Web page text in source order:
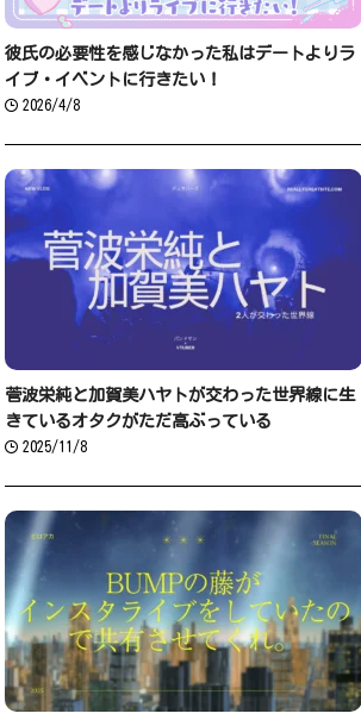
彼氏の必要性を感じなかった私はデートよりラ
イブ・イベントに行きたい！
2026/4/8
菅波栄純と加賀美ハヤトが交わった世界線に生
きているオタクがただ高ぶっている
2025/11/8